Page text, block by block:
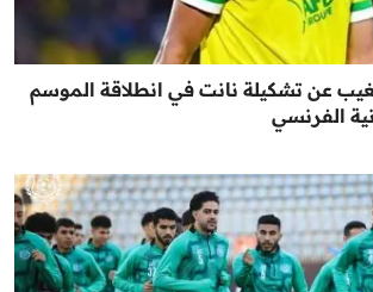
عن تشكيلة نانت في انطلاقة الموسم
الفرنسي